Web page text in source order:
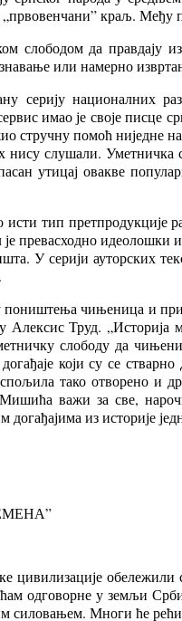
краљ. Међу
слободом да правдају
или намерно
серију националних
имао је своје писце
стручну помоћ ниједне
слушали.
утицај овакве
тип претпродукције
је превасходно идеолошки
У серији ауторских
чињеница и
Алексис Труд.
слободу да
који су се
тако отворено
важи за све,
из историје
цивилизације
одговорне у земљи
силовањем. Многи ће